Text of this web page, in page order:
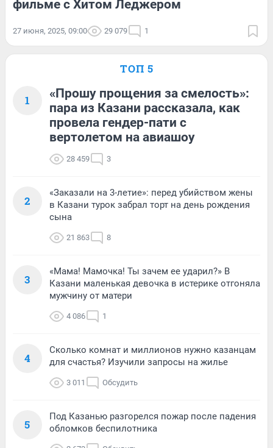
фильме с Хитом Леджером
27 июня, 2025, 09:00 29 079 1
ТОП 5
1
«Прошу прощения за смелость»:
пара из Казани рассказала, как
провела гендер-пати с
вертолетом на авиашоу
28 459 3
2
«Заказали на 3-летие»: перед убийством жены
в Казани турок забрал торт на день рождения
сына
21 863 8
3
«Мама! Мамочка! Ты зачем ее ударил?» В
Казани маленькая девочка в истерике отгоняла
мужчину от матери
4 086 1
4
Сколько комнат и миллионов нужно казанцам
для счастья? Изучили запросы на жилье
3 011 Обсудить
5
Под Казанью разгорелся пожар после падения
обломков беспилотника